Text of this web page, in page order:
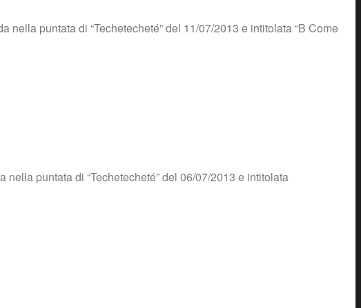
puntata di “Techetecheté” del 11/07/2013 e intitolata “B Come
puntata di “Techetecheté” del 06/07/2013 e intitolata